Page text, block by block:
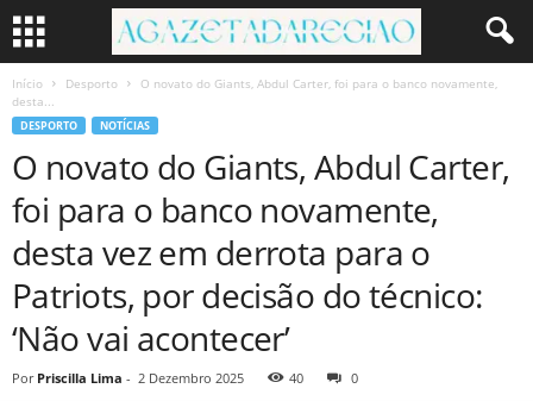
Início Desporto
O novato do Giants, Abdul Carter, foi para o banco novamente,
desta...
DESPORTO NOTÍCIAS
O novato do Giants, Abdul Carter,
foi para o banco novamente,
desta vez em derrota para o
Patriots, por decisão do técnico:
‘Não vai acontecer’
Por Priscilla Lima - 2 Dezembro 2025 40 0